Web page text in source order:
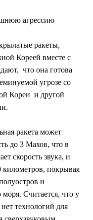
агрессию
ракеты,
Кореей вместе с
что она готова
угрозе со
Кореи  и другой
ракета может
до 3 Махов, что в
скорость звука, и
километров, покрывая
и
Считается, что у
технологий для